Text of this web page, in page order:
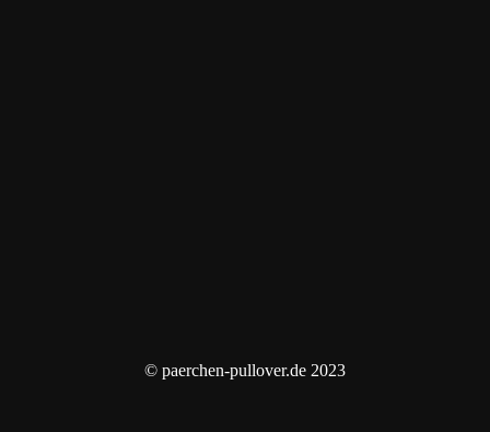
© paerchen-pullover.de 2023